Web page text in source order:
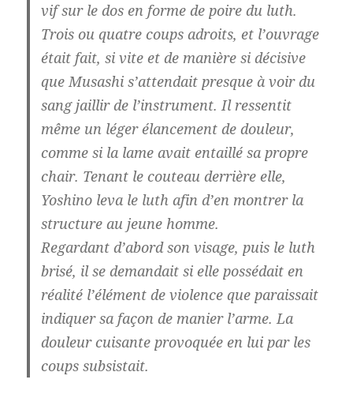
vif sur le dos en forme de poire du luth.
Trois ou quatre coups adroits, et l’ouvrage
était fait, si vite et de manière si décisive
que Musashi s’attendait presque à voir du
sang jaillir de l’instrument. Il ressentit
même un léger élancement de douleur,
comme si la lame avait entaillé sa propre
chair. Tenant le couteau derrière elle,
Yoshino leva le luth afin d’en montrer la
structure au jeune homme.
Regardant d’abord son visage, puis le luth
brisé, il se demandait si elle possédait en
réalité l’élément de violence que paraissait
indiquer sa façon de manier l’arme. La
douleur cuisante provoquée en lui par les
coups subsistait.